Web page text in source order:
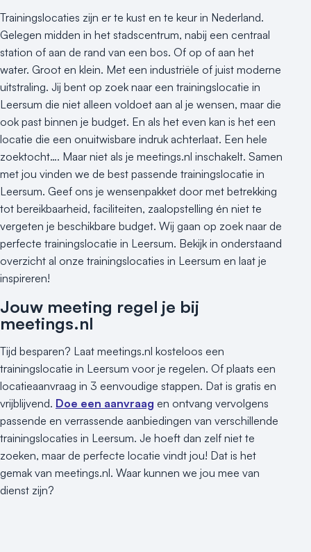
Trainingslocaties zijn er te kust en te keur in Nederland.
Gelegen midden in het stadscentrum, nabij een centraal
station of aan de rand van een bos. Of op of aan het
water. Groot en klein. Met een industriële of juist moderne
uitstraling. Jij bent op zoek naar een trainingslocatie in
Leersum die niet alleen voldoet aan al je wensen, maar die
ook past binnen je budget. En als het even kan is het een
locatie die een onuitwisbare indruk achterlaat. Een hele
zoektocht…. Maar niet als je meetings.nl inschakelt. Samen
met jou vinden we de best passende trainingslocatie in
Leersum. Geef ons je wensenpakket door met betrekking
tot bereikbaarheid, faciliteiten, zaalopstelling én niet te
vergeten je beschikbare budget. Wij gaan op zoek naar de
perfecte trainingslocatie in Leersum. Bekijk in onderstaand
overzicht al onze trainingslocaties in Leersum en laat je
inspireren!
Jouw meeting regel je bij
meetings.nl
Tijd besparen? Laat meetings.nl kosteloos een
trainingslocatie in Leersum voor je regelen. Of plaats een
locatieaanvraag in 3 eenvoudige stappen. Dat is gratis en
vrijblijvend. Doe een aanvraag en ontvang vervolgens
passende en verrassende aanbiedingen van verschillende
trainingslocaties in Leersum. Je hoeft dan zelf niet te
zoeken, maar de perfecte locatie vindt jou! Dat is het
gemak van meetings.nl. Waar kunnen we jou mee van
dienst zijn?